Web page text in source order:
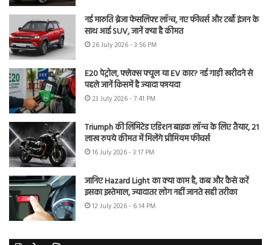
नई मारुति ब्रेजा फेसलिफ्ट लॉन्च, नए फीचर्स और टर्बो इंजन के
साथ आई SUV, जानें क्या है कीमत
26 July 2026 - 3:56 PM
E20 पेट्रोल, फ्लेक्स फ्यूल या EV कार? नई गाड़ी खरीदने से
पहले जानें किसमें है ज्यादा फायदा
23 July 2026 - 7:41 PM
Triumph की लिमिटेड एडिशन बाइक लॉन्च के लिए तैयार, 21
लाख रुपये कीमत में मिलेंगे प्रीमियम फीचर्स
16 July 2026 - 3:17 PM
जानिए Hazard Light का क्या काम है, कब और कैसे करें
इसका इस्तेमाल, ज्यादातर लोग नहीं जानते सही तरीका
12 July 2026 - 6:14 PM